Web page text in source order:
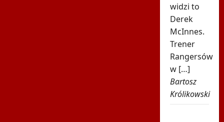
widzi to
Derek
McInnes.
Trener
Rangersów
w […]
Bartosz
Królikowski